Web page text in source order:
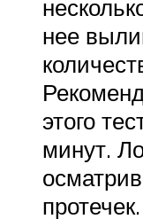
нее
этого
минут.
протечек.